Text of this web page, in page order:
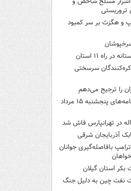
و هگزث بر سر کمبود
راه ۱۱ استان
سرسختی
را ترجیح می‌دهم
صفحه نخست روزنامه‌های پنجشنبه ۱۵ مرداد
آذربایجان شرقی
بافاصله‌گیری جوانان
بکر استان گیلان
نفت چین به دلیل جنگ